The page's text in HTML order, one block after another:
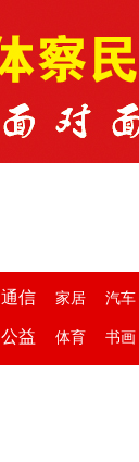
通信 家居 汽车
公益 体育 书画